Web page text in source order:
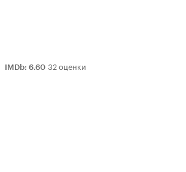
IMDb: 6.60 32 оценки